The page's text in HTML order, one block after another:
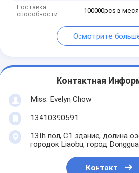
Поставка
способности
100000pcs в
Осмотрите
Контактная
Miss. Evelyn Chow
13410390591
13th пол, C1 здание, долина
городок Liaobu, город
Контакт